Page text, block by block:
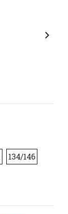
134/146